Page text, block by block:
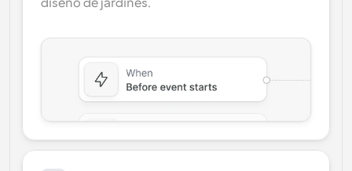
diseño de jardines.